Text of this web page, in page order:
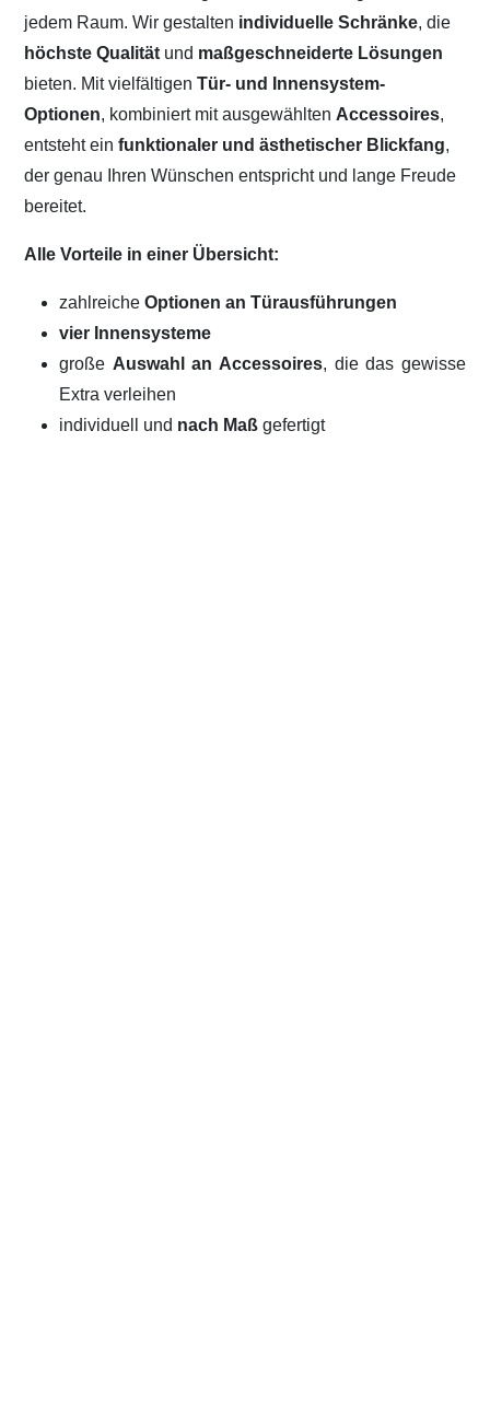
jedem Raum. Wir gestalten individuelle Schränke, die
höchste Qualität und maßgeschneiderte Lösungen
bieten. Mit vielfältigenTür- und Innensystem-
Optionen, kombiniert mit ausgewählten Accessoires,
entsteht einfunktionaler und ästhetischer Blickfang,
der genau Ihren Wünschen entspricht und lange Freude
bereitet.
Alle Vorteile in einer Übersicht:
zahlreicheOptionen an Türausführungen
vier Innensysteme
große Auswahl an Accessoires, die das gewisse
Extra verleihen
individuell und nach Maßgefertigt